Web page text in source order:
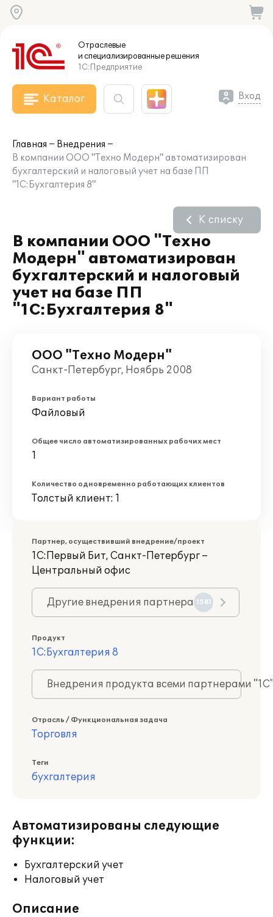
Отраслевые
и специализированныерешения
1С:Предприятие
Каталог Вход
Главная
Внедрения
В компании ООО "Техно Модерн" автоматизирован
бухгалтерский и налоговый учет на базе ПП
"1С:Бухгалтерия 8"
В компании ООО "Техно
Модерн" автоматизирован
бухгалтерский и налоговый
учет на базе ПП
"1С:Бухгалтерия 8"
К списку
ООО "Техно Модерн"
Санкт-Петербург, Ноябрь 2008
Вариант работы
Файловый
Общее число автоматизированных рабочих мест
1
Количество одновременно работающих клиентов
Толстый клиент: 1
Партнер, осуществивший внедрение/проект
1С:Первый Бит, Санкт-Петербург –
Центральный офис
Другие внедрения партнера 1581
Продукт
1С:Бухгалтерия 8
Внедрения продукта всеми партнерами
Отрасль / Функциональная задача
Торговля
Теги
бухгалтерия
Автоматизированы следующие
функции:
Бухгалтерский учет
Налоговый учет
Описание